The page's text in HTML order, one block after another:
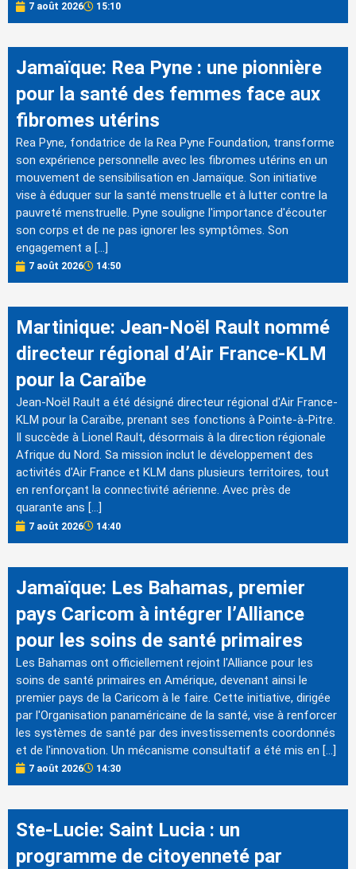
7 août 2026 15:10
Jamaïque: Rea Pyne : une pionnière
pour la santé des femmes face aux
fibromes utérins
Rea Pyne, fondatrice de la Rea Pyne Foundation, transforme
son expérience personnelle avec les fibromes utérins en un
mouvement de sensibilisation en Jamaïque. Son initiative
vise à éduquer sur la santé menstruelle et à lutter contre la
pauvreté menstruelle. Pyne souligne l'importance d'écouter
son corps et de ne pas ignorer les symptômes. Son
engagement a […]
7 août 2026 14:50
Martinique: Jean-Noël Rault nommé
directeur régional d’Air France-KLM
pour la Caraïbe
Jean-Noël Rault a été désigné directeur régional d'Air France-
KLM pour la Caraïbe, prenant ses fonctions à Pointe-à-Pitre.
Il succède à Lionel Rault, désormais à la direction régionale
Afrique du Nord. Sa mission inclut le développement des
activités d'Air France et KLM dans plusieurs territoires, tout
en renforçant la connectivité aérienne. Avec près de
quarante ans […]
7 août 2026 14:40
Jamaïque: Les Bahamas, premier
pays Caricom à intégrer l’Alliance
pour les soins de santé primaires
Les Bahamas ont officiellement rejoint l'Alliance pour les
soins de santé primaires en Amérique, devenant ainsi le
premier pays de la Caricom à le faire. Cette initiative, dirigée
par l'Organisation panaméricaine de la santé, vise à renforcer
les systèmes de santé par des investissements coordonnés
et de l'innovation. Un mécanisme consultatif a été mis en […]
7 août 2026 14:30
Ste-Lucie: Saint Lucia : un
programme de citoyenneté par